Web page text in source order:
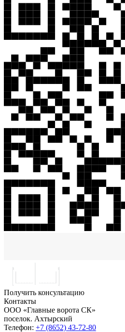
Получить консультацию
Контакты
ООО «Главные ворота СК»
поселок. Ахтырский
Телефон: +7 (8652) 43-72-80